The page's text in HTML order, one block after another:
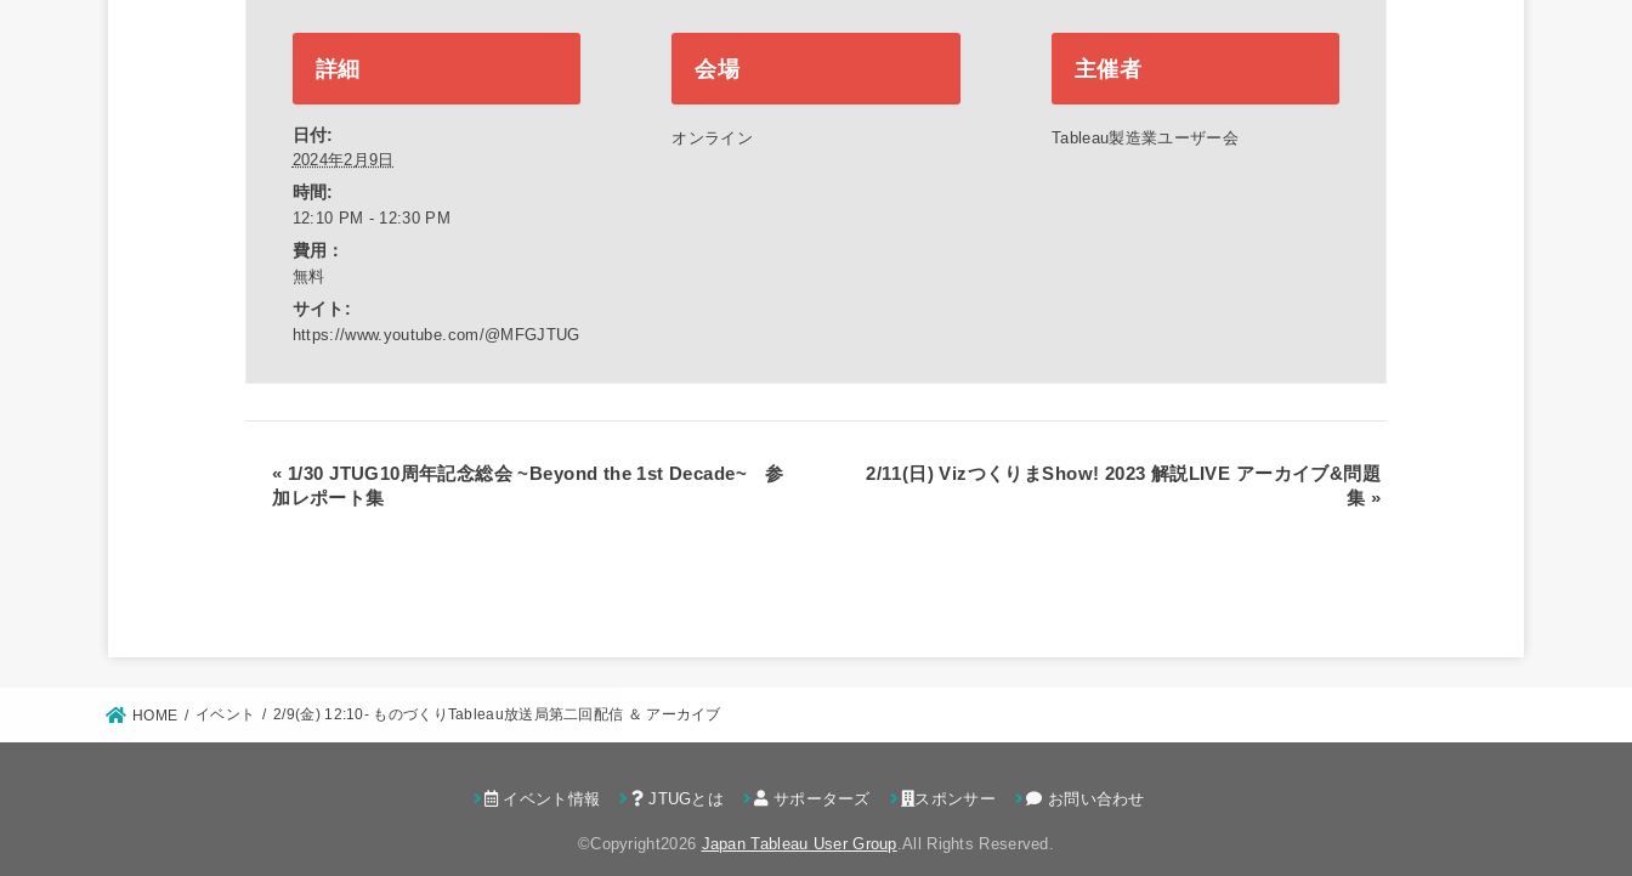
詳細
日付:
2024年2月9日
時間:
12:10 PM - 12:30 PM
費用：
無料
サイト:
https://www.youtube.com/@MFGJTUG
会場
オンライン
主催者
Tableau製造業ユーザー会
« 1/30 JTUG10周年記念総会 ~Beyond the 1st Decade~ 参
加レポート集
2/11(日) VizつくりまShow! 2023 解説LIVE アーカイブ&問題
集 »
HOME イベント 2/9(金) 12:10- ものづくりTableau放送局第二回配信 ＆ アーカイブ
イベント情報 JTUGとは サポーターズ スポンサー お問い合わせ
©Copyright2026 Japan Tableau User Group.All Rights Reserved.